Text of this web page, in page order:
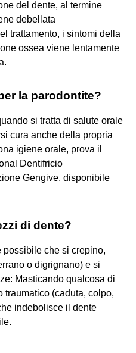
del dente, al termine
debellata
trattamento, i sintomi della
ossea viene lentamente
la parodontite?
si tratta di salute orale
cura anche della propria
igiene orale, prova il
Dentifricio
Gengive, disponibile
di dente?
possibile che si crepino,
o digrignano) e si
Masticando qualcosa di
traumatico (caduta, colpo,
indebolisce il dente